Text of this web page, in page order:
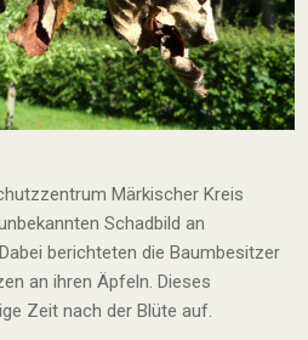
Märkischer Kreis
Schadbild an
berichteten die Baumbesitzer
an ihren Äpfeln. Dieses
Zeit nach der Blüte auf.